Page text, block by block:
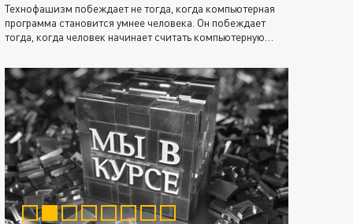
Технофашизм побеждает не тогда, когда компьютерная
программа становится умнее человека. Он побеждает
тогда, когда человек начинает считать компьютерную